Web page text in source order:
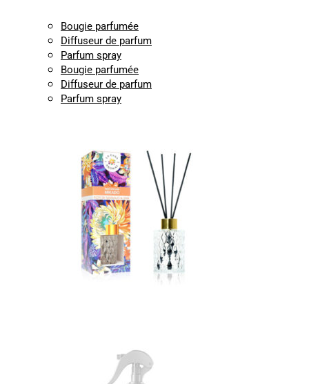
Bougie parfumée
Diffuseur de parfum
Parfum spray
Bougie parfumée
Diffuseur de parfum
Parfum spray